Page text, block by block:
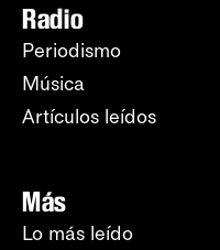
Radio
Periodismo
Música
Artículos leídos
Más
Lo más leído